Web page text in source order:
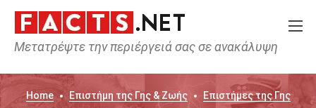
Μετατρέψτε την περιέργειά σας σε ανακάλυψη
Home Επιστήμη της Γης & Ζωής Επιστήμες της Γης